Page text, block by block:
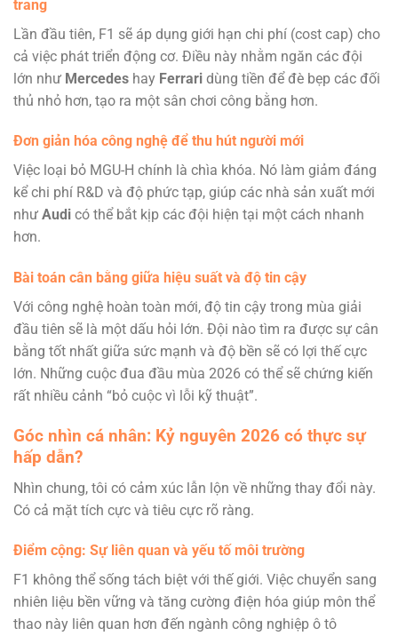
trang
Lần đầu tiên, F1 sẽ áp dụng giới hạn chi phí (cost cap) cho
cả việc phát triển động cơ. Điều này nhằm ngăn các đội
lớn như Mercedes hay Ferrari dùng tiền để đè bẹp các đối
thủ nhỏ hơn, tạo ra một sân chơi công bằng hơn.
Đơn giản hóa công nghệ để thu hút người mới
Việc loại bỏ MGU-H chính là chìa khóa. Nó làm giảm đáng
kể chi phí R&D và độ phức tạp, giúp các nhà sản xuất mới
như Audi có thể bắt kịp các đội hiện tại một cách nhanh
hơn.
Bài toán cân bằng giữa hiệu suất và độ tin cậy
Với công nghệ hoàn toàn mới, độ tin cậy trong mùa giải
đầu tiên sẽ là một dấu hỏi lớn. Đội nào tìm ra được sự cân
bằng tốt nhất giữa sức mạnh và độ bền sẽ có lợi thế cực
lớn. Những cuộc đua đầu mùa 2026 có thể sẽ chứng kiến
rất nhiều cảnh “bỏ cuộc vì lỗi kỹ thuật”.
Góc nhìn cá nhân: Kỷ nguyên 2026 có thực sự
hấp dẫn?
Nhìn chung, tôi có cảm xúc lẫn lộn về những thay đổi này.
Có cả mặt tích cực và tiêu cực rõ ràng.
Điểm cộng: Sự liên quan và yếu tố môi trường
F1 không thể sống tách biệt với thế giới. Việc chuyển sang
nhiên liệu bền vững và tăng cường điện hóa giúp môn thể
thao này liên quan hơn đến ngành công nghiệp ô tô